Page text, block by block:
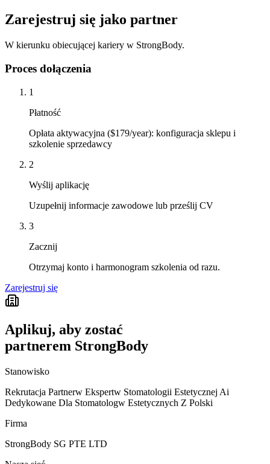
Zarejestruj się jako partner
W kierunku obiecującej kariery w StrongBody.
Proces dołączenia
1
Płatność
Opłata aktywacyjna ($179/year): konfiguracja sklepu i
szkolenie sprzedawcy
2
Wyślij aplikację
Uzupełnij informacje zawodowe lub prześlij CV
3
Zacznij
Otrzymaj konto i harmonogram szkolenia od razu.
Zarejestruj się
Aplikuj, aby zostać
partnerem StrongBody
Stanowisko
Rekrutacja Partnerw Ekspertw Stomatologii Estetycznej Ai
Dedykowane Dla Stomatologw Estetycznych Z Polski
Firma
StrongBody SG PTE LTD